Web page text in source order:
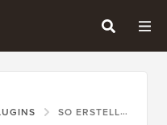
SO ERSTELLEN SIE EINE XML- UND HTML-SITEMAP FÜR WORDPRESS